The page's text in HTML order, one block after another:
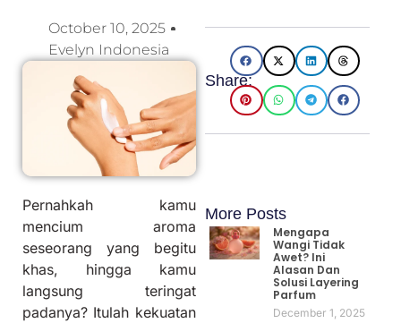
October 10, 2025
Evelyn Indonesia
Pernahkah kamu
mencium aroma
seseorang yang begitu
khas, hingga kamu
langsung teringat
padanya? Itulah kekuatan
Share:
More Posts
Mengapa
Wangi Tidak
Awet? Ini
Alasan Dan
Solusi Layering
Parfum
December 1, 2025